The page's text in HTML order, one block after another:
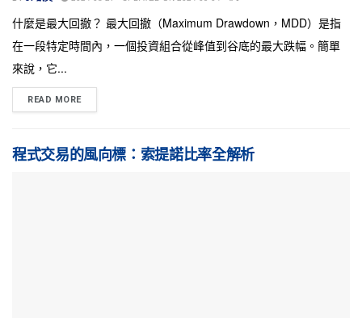
什麼是最大回撤？ 最大回撤（Maximum Drawdown，MDD）是指
在一段特定時間內，一個投資組合從峰值到谷底的最大跌幅。簡單
來說，它...
READ MORE
程式交易的風向標：索提諾比率全解析